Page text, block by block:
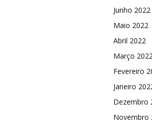
Junho 2022
Maio 2022
Abril 2022
Março
Fevereiro
Janeiro
Dezembro
Novembro